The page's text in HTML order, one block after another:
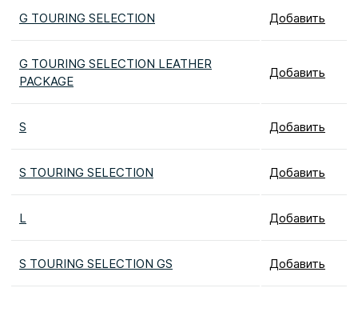
G TOURING SELECTION Добавить
G TOURING SELECTION LEATHER
PACKAGE
Добавить
S Добавить
S TOURING SELECTION Добавить
L Добавить
S TOURING SELECTION GS Добавить